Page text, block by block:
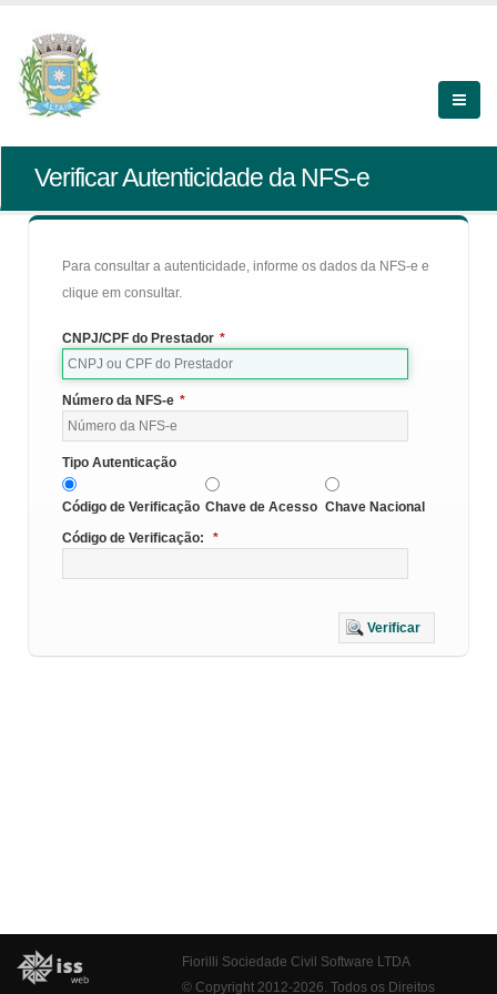
Verificar Autenticidade da NFS-e
Para consultar a autenticidade, informe os dados da NFS-e e
clique em consultar.
CNPJ/CPF do Prestador *
Número da NFS-e *
Tipo Autenticação
Código de Verificação Chave de Acesso Chave Nacional
Código de Verificação:
*
Verificar
Fiorilli Sociedade Civil Software LTDA
© Copyright 2012-2026. Todos os Direitos